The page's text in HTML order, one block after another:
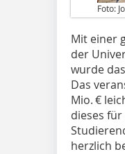
Foto:
Mit einer
der
wurde
Das
Mio. €
dieses
herzlich